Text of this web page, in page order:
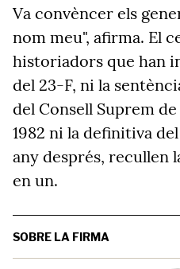
Va convèncer els
nom meu", afirma. El
historiadors que han
del 23-F, ni la
del Consell Suprem
1982 ni la definitiva
any després, recullen
en un.
SOBRE LA FIRMA